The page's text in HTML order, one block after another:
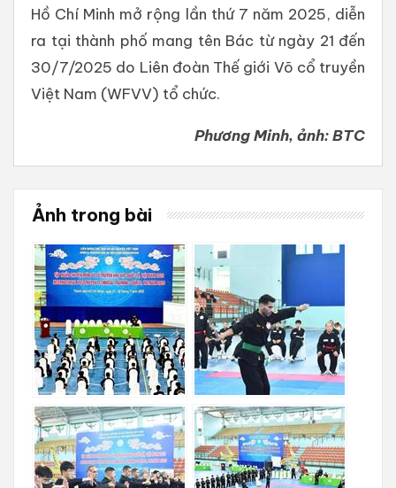
Hồ Chí Minh mở rộng lần thứ 7 năm 2025, diễn
ra tại thành phố mang tên Bác từ ngày 21 đến
30/7/2025 do Liên đoàn Thế giới Võ cổ truyền
Việt Nam (WFVV) tổ chức.
Phương Minh, ảnh: BTC
Ảnh trong bài